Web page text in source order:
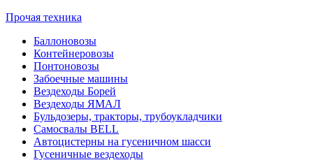
Прочая техника
Баллоновозы
Контейнеровозы
Понтоновозы
Забоечные машины
Вездеходы Борей
Вездеходы ЯМАЛ
Бульдозеры, тракторы, трубоукладчики
Самосвалы BELL
Автоцистерны на гусеничном шасси
Гусеничные вездеходы